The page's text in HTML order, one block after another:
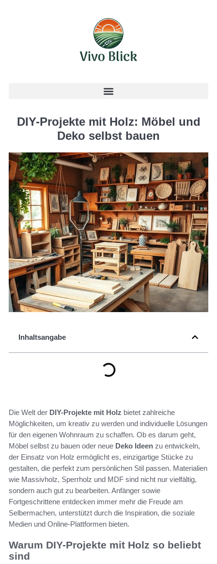
DIY-Projekte mit Holz: Möbel und
Deko selbst bauen
Inhaltsangabe
Die Welt der DIY-Projekte mit Holz bietet zahlreiche
Möglichkeiten, um kreativ zu werden und individuelle Lösungen
für den eigenen Wohnraum zu schaffen. Ob es darum geht,
Möbel selbst zu bauen oder neue Deko Ideen zu entwickeln,
der Einsatz von Holz ermöglicht es, einzigartige Stücke zu
gestalten, die perfekt zum persönlichen Stil passen. Materialien
wie Massivholz, Sperrholz und MDF sind nicht nur vielfältig,
sondern auch gut zu bearbeiten. Anfänger sowie
Fortgeschrittene entdecken immer mehr die Freude am
Selbermachen, unterstützt durch die Inspiration, die soziale
Medien und Online-Plattformen bieten.
Warum DIY-Projekte mit Holz so beliebt
sind